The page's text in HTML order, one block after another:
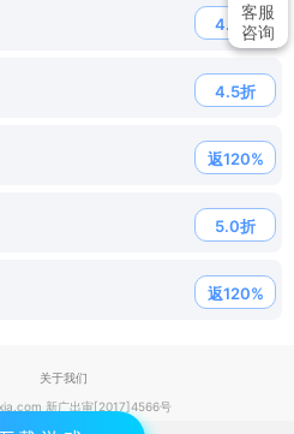
4.7折
4.5折
返120%
5.0折
返120%
客服
咨询
关于我们
新广出审[2017]4566号